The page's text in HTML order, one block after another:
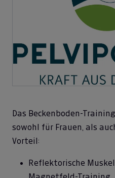
Das Beckenboden-
sowohl für Frauen, als
Vorteil:
Reflektorische